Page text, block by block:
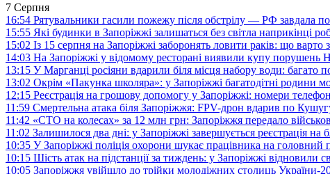
7 Серпня
16:54 Рятувальники гасили пожежу після обстрілу — РФ завдала
15:55 Які будинки в Запоріжжі залишаться без світла наприкінці
15:02 Із 15 серпня на Запоріжжі заборонять ловити раків: що варто
14:03 На Запоріжжі у відомому ресторані виявили купу порушень
13:15 У Марганці росіяни вдарили біля місця набору води: багато
13:02 Окрім «Пакунка школяра»: у Запоріжжі багатодітні родини
12:15 Реєстрація на грошову допомогу у Запоріжжі: номери
11:59 Смертельна атака біля Запоріжжя: FPV-дрон вдарив по
11:42 «СТО на колесах» за 12 млн грн: Запоріжжя передало
11:02 Залишилося два дні: у Запоріжжі завершується реєстрація на
10:35 У Запоріжжі поліція охорони шукає працівника на
10:15 Шість атак на підстанції за тиждень: у Запоріжжі відновили
10:05 Запоріжжя увійшло до трійки молодіжних столиць України-